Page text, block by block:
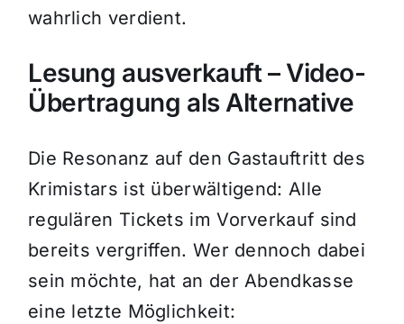
wahrlich verdient.
Lesung ausverkauft – Video-
Übertragung als Alternative
Die Resonanz auf den Gastauftritt des
Krimistars ist überwältigend: Alle
regulären Tickets im Vorverkauf sind
bereits vergriffen. Wer dennoch dabei
sein möchte, hat an der Abendkasse
eine letzte Möglichkeit: